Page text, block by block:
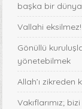
başka bir
Vallahi eksilmez!
Gönüllü
yönetebilmek
Allah’ı zikreden
Vakıflarımız;